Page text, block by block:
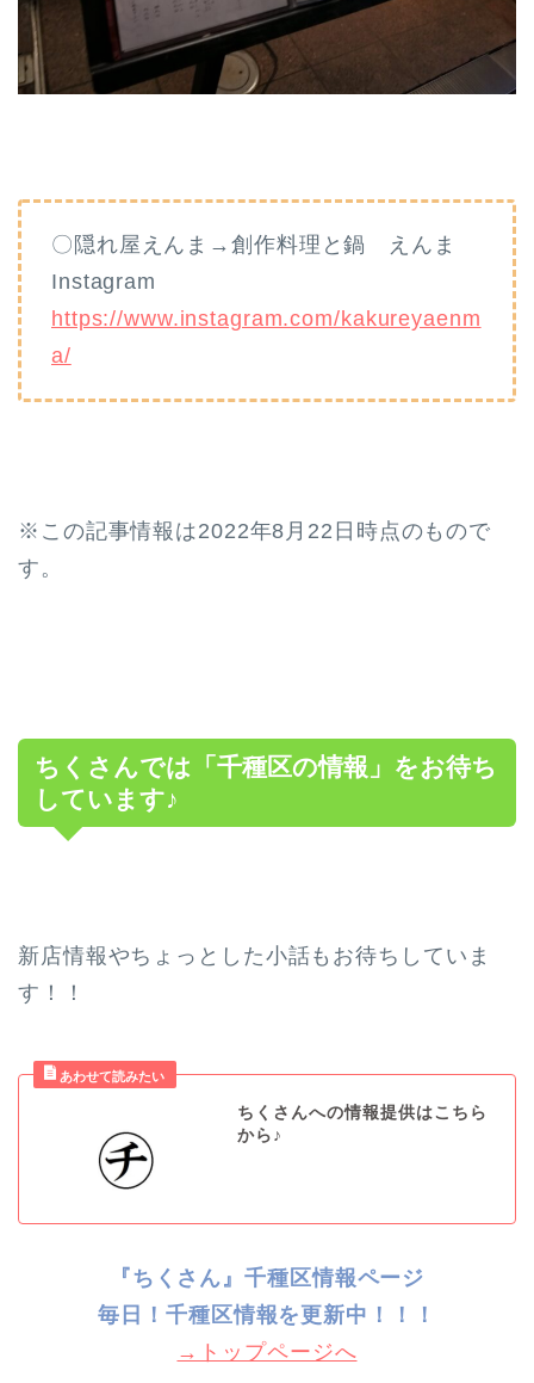
〇隠れ屋えんま→創作料理と鍋 えんま
Instagram
https://www.instagram.com/kakureyaenm
a/
※この記事情報は2022年8月22日時点のもので
す。
ちくさんでは「千種区の情報」をお待ち
しています♪
新店情報やちょっとした小話もお待ちしていま
す！！
ちくさんへの情報提供はこちら
から♪
『ちくさん』千種区情報ページ
毎日！千種 区情報を更新中！！！
→トップページへ